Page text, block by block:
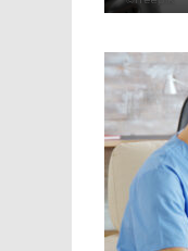
MORE
STORIES